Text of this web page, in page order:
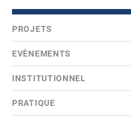
PROJETS
EVÈNEMENTS
INSTITUTIONNEL
PRATIQUE